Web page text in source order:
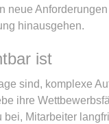
hinausgehen.
ist
sind, komplexe
ihre
Mitarbeiter